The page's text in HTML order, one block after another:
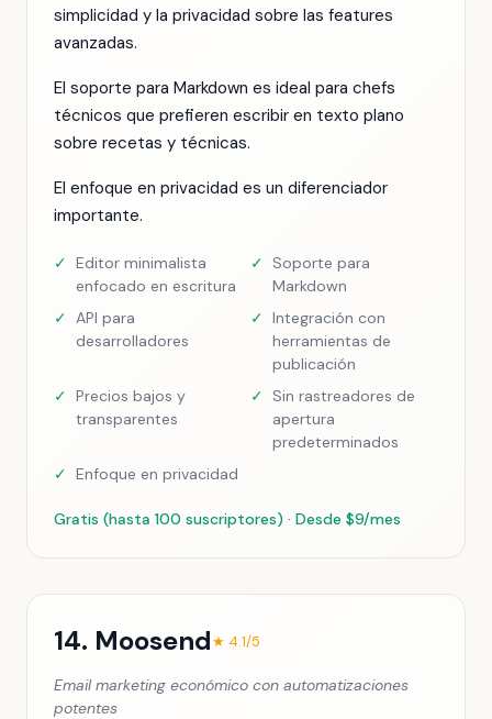
simplicidad y la privacidad sobre las features
avanzadas.
El soporte para Markdown es ideal para chefs
técnicos que prefieren escribir en texto plano
sobre recetas y técnicas.
El enfoque en privacidad es un diferenciador
importante.
✓ Editor minimalista
enfocado en escritura
✓
Soporte para
Markdown
✓ API para
desarrolladores
✓ Integración con
herramientas de
publicación
✓ Precios bajos y
transparentes
✓
Sin rastreadores de
apertura
predeterminados
✓ Enfoque en privacidad
Gratis (hasta 100 suscriptores) · Desde $9/mes
14. Moosend★ 4.1/5
Email marketing económico con automatizaciones
potentes